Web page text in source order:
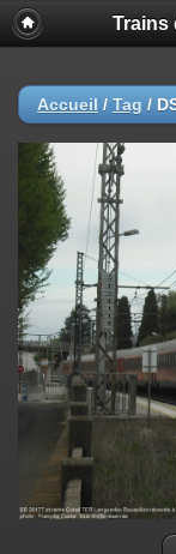
Trains
Accueil / Tag /